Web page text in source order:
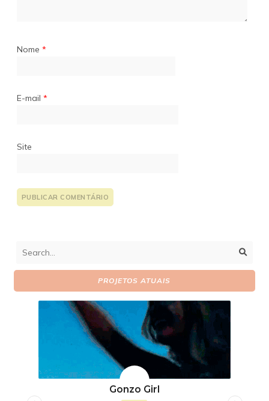
Nome *
E-mail *
Site
PROJETOS ATUAIS
Gonzo Girl